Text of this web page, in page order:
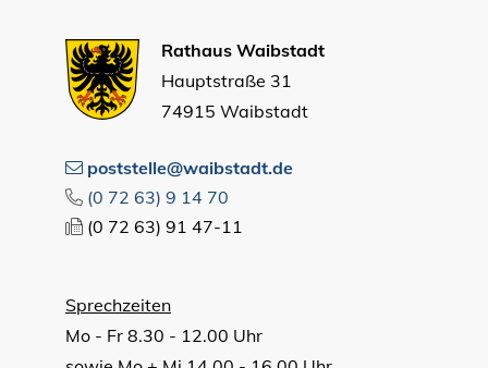
Rathaus Waibstadt
Hauptstraße 31
74915 Waibstadt
poststelle@waibstadt.de
(0 72 63) 9 14 70
(0 72 63) 91 47-11
Sprechzeiten
Mo - Fr 8.30 - 12.00 Uhr